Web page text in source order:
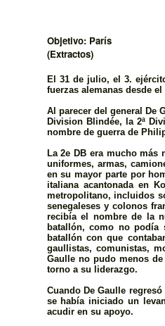
Objetivo: París
(Extractos)
El 31 de julio, el 3.
fuerzas alemanas desde
Al parecer del general De
Division Blindée, la 2ª
nombre de guerra de
La 2e DB era mucho
uniformes, armas,
en su mayor parte por
italiana acantonada en
metropolitano, incluidos
senegaleses y colonos
recibía el nombre de la
batallón, como no podía
batallón con que
gaullistas, comunistas,
Gaulle no pudo menos
torno a su liderazgo.
Cuando De Gaulle
se habí­a iniciado un
acudir en su apoyo.